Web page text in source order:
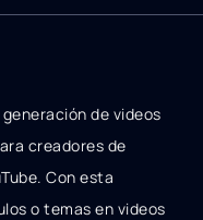
de videos
creadores de
Con esta
o temas en videos